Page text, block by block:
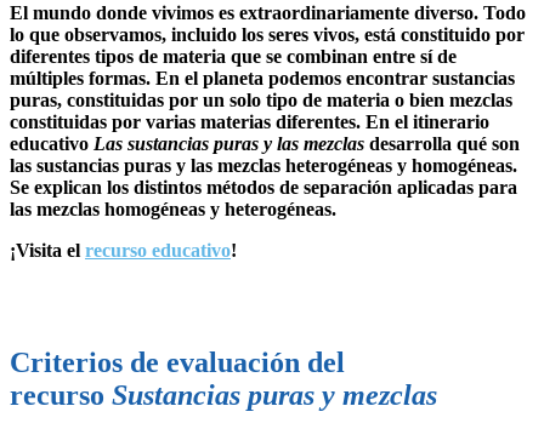
El mundo donde vivimos es extraordinariamente diverso. Todo
lo que observamos, incluido los seres vivos, está constituido por
diferentes tipos de materia que se combinan entre sí de
múltiples formas. En el planeta podemos encontrar sustancias
puras, constituidas por un solo tipo de materia o bien mezclas
constituidas por varias materias diferentes. En el itinerario
educativo Las sustancias puras y las mezclas desarrolla qué son
las sustancias puras y las mezclas heterogéneas y homogéneas.
Se explican los distintos métodos de separación aplicadas para
las mezclas homogéneas y heterogéneas.
¡Visita el recurso educativo!
Criterios de evaluación del
recurso Sustancias puras y mezclas​